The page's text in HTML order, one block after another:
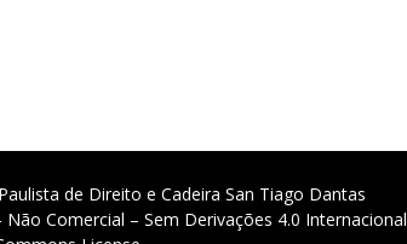
de Direito e Cadeira San Tiago Dantas
Comercial – Sem Derivações 4.0 Internacional